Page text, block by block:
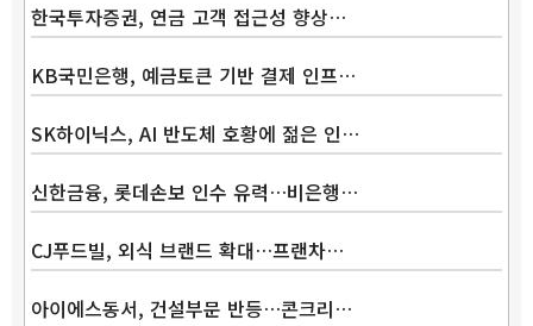
한국투자증권, 연금 고객 접근성 향상…
KB국민은행, 예금토큰 기반 결제 인프…
SK하이닉스, AI 반도체 호황에 젊은 인…
신한금융, 롯데손보 인수 유력…비은행…
CJ푸드빌, 외식 브랜드 확대…프랜차…
아이에스동서, 건설부문 반등…콘크리…